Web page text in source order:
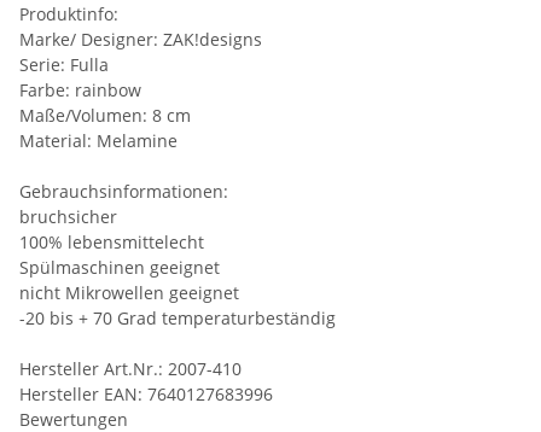
Produktinfo:
Marke/ Designer: ZAK!designs
Serie: Fulla
Farbe: rainbow
Maße/Volumen: 8 cm
Material: Melamine
Gebrauchsinformationen:
bruchsicher
100% lebensmittelecht
Spülmaschinen geeignet
nicht Mikrowellen geeignet
-20 bis + 70 Grad temperaturbeständig
Hersteller Art.Nr.: 2007-410
Hersteller EAN: 7640127683996
Bewertungen